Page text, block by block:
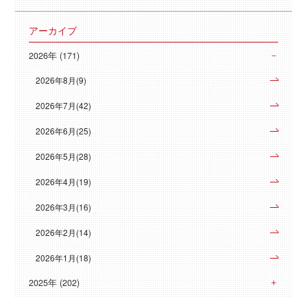
アーカイブ
2026年 (171)
2026年8月(9)
2026年7月(42)
2026年6月(25)
2026年5月(28)
2026年4月(19)
2026年3月(16)
2026年2月(14)
2026年1月(18)
2025年 (202)